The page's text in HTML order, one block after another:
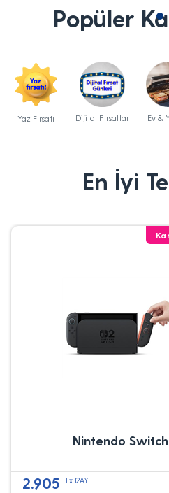
Popüler
Yaz Fırsatı Dijital Fırsatlar Ev &
En İyi
Nintendo
2.905 TLx 12AY